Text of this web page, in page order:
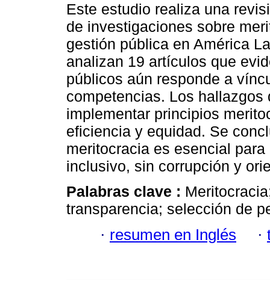
Este estudio realiza una
de investigaciones sobre
gestión pública en América
analizan 19 artículos que
públicos aún responde a
competencias. Los
implementar principios
eficiencia y equidad. Se
meritocracia es esencial
inclusivo, sin corrupción y
Palabras clave :
transparencia; selección de
· resumen en Inglés ·